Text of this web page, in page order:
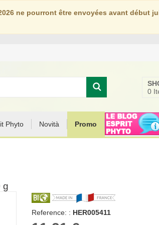
ne pourront être envoyées avant début
0
Phyto Novità Promo
g
Reference: : HER005411